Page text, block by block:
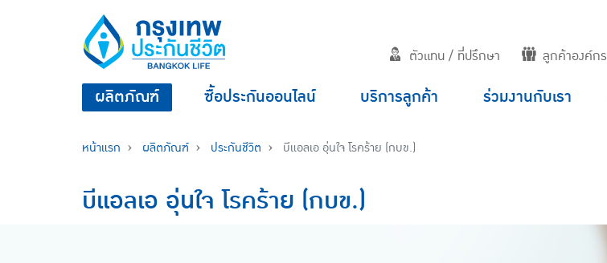
ตัวแทน / ที่ปรึกษา ลูกค้าองค์กร
ผลิตภัณฑ์ ซื้อประกันออนไลน์ บริการลูกค้า ร่วมงานกับเรา
หน้าแรก ผลิตภัณฑ์ ประกันชีวิต บีแอลเอ อุ่นใจ โรคร้าย (กบข.)
บีแอลเอ อุ่นใจ โรคร้าย (กบข.)